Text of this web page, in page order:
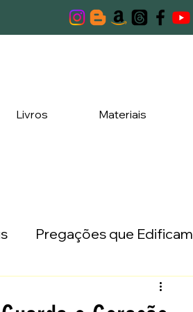
Livros Materiais
Pregações que Edificam